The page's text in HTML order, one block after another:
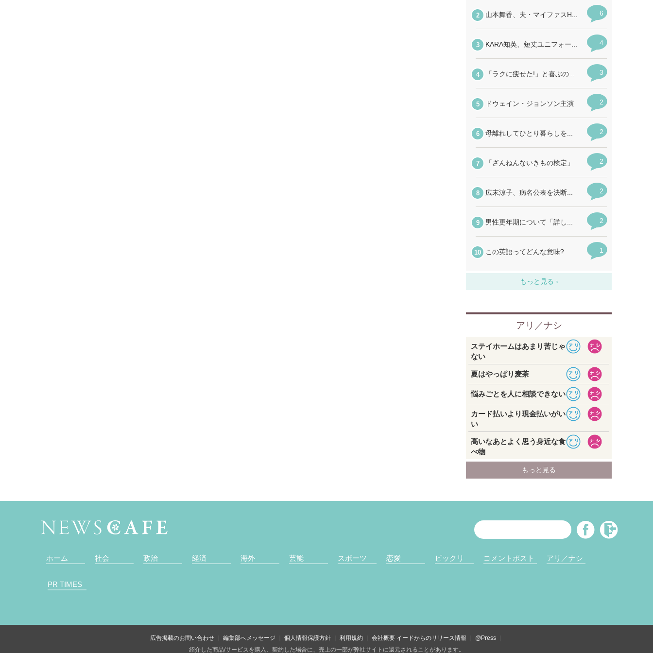
ホーム 社会 政治 経済 海外 芸能 スポーツ 恋愛 ビックリ コメントポスト アリ／ナシ
PR TIMES
広告掲載のお問い合わせ 編集部へメッセージ 個人情報保護方針 利用規約 会社概要 イードからのリリース情報
@Press
紹介した商品/サービスを購入、契約した場合に、売上の一部が弊社サイトに還元されることがあります。